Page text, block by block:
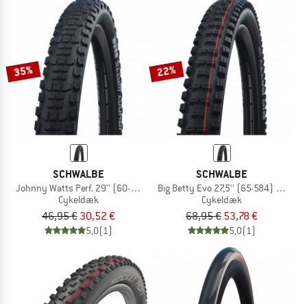
35%
SCHWALBE
Johnny Watts Perf. 29'' (60-622) Raceguard FB
Cykeldæk
46,95 € 30,52 €
5,0(1)
22%
SCHWALBE
Big Betty Evo 27,5'' (65-584) Super
Cykeldæk
68,95 € 53,78 €
5,0(1)